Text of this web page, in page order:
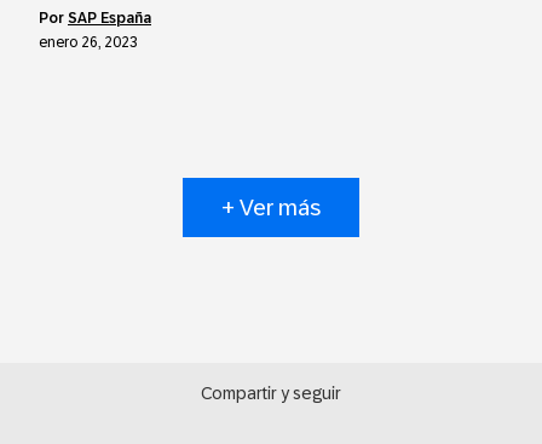
por SAP España
enero 26, 2023
+ Ver más
Compartir y seguir